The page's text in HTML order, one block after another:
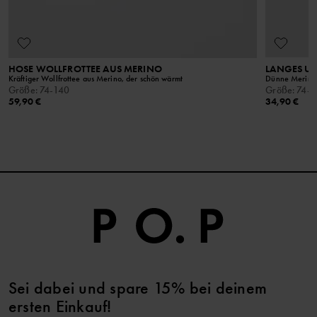
HOSE WOLLFROTTEE AUS MERINO
Kräftiger Wollfrottee aus Merino, der schön wärmt
Größe: 74-140
59,90 €
LANGES
Dünne
Größe: 74-
34,90 €
Sei dabei und spare 15% bei deinem
ersten Einkauf!